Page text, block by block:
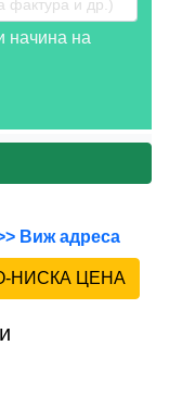
начина на
Виж адреса
ПО-НИСКА ЦЕНА